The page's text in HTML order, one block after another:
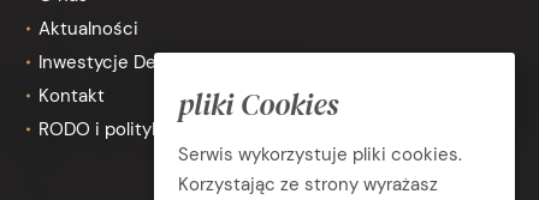
Aktualności
Inwestycje Deweloperskie
Kontakt
RODO i polityka prywatności
pliki Cookies
Serwis wykorzystuje pliki cookies.
Korzystając ze strony wyrażasz